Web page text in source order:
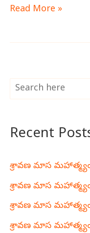
Read More »
Recent
శ్రావణ మాస
శ్రావణ మాస
శ్రావణ మాస
శ్రావణ మాస